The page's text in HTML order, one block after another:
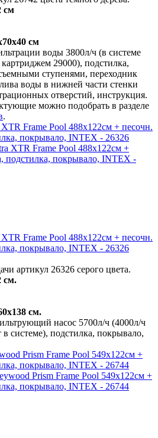
см
см
воды 3800л/ч (в системе
29000), подстилка,
ступенями, переходник
воды в нижней части стенки
отверстий, инструкция.
можно подобрать в разделе
.
Frame Pool 488х122см + песочн.
покрывало, INTEX - 26326
Frame Pool 488х122см + песочн.
покрывало, INTEX - 26326
артикул 26326 серого цвета.
см.
см.
насос 5700л/ч (4000л/ч
в системе), подстилка, покрывало,
Prism Frame Pool 549х122см +
покрывало, INTEX - 26744